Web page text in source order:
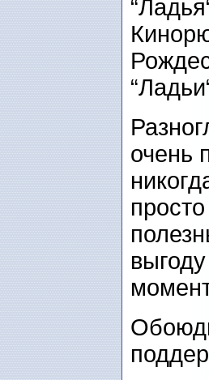
очень